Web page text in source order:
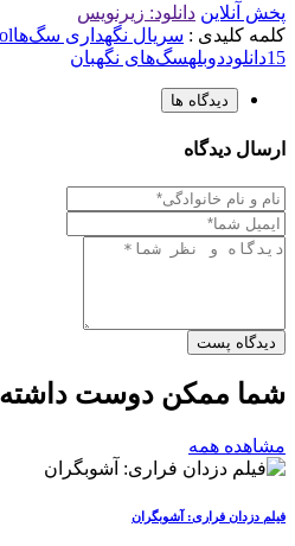
پخش آنلاین دانلود: زیرنویس
کلمه کلیدی : سریال نگهداری سگ‌ها
15دانلوددوبلهسگ‌های نگهبان
دیدگاه ها
ارسال دیدگاه
دیدگاه پست
شما ممکن دوست داشته
مشاهده همه
فیلم دزدان فراری: آشوبگران